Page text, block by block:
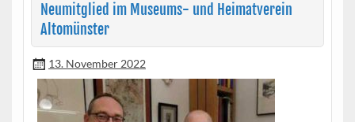
Neumitglied im Museums- und Heimatverein
Altomünster
13. November 2022